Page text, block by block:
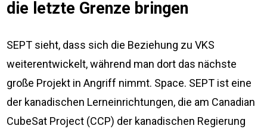
die letzte Grenze bringen
SEPT sieht, dass sich die Beziehung zu VKS
weiterentwickelt, während man dort das nächste
große Projekt in Angriff nimmt. Space. SEPT ist eine
der kanadischen Lerneinrichtungen, die am Canadian
CubeSat Project (CCP) der kanadischen Regierung